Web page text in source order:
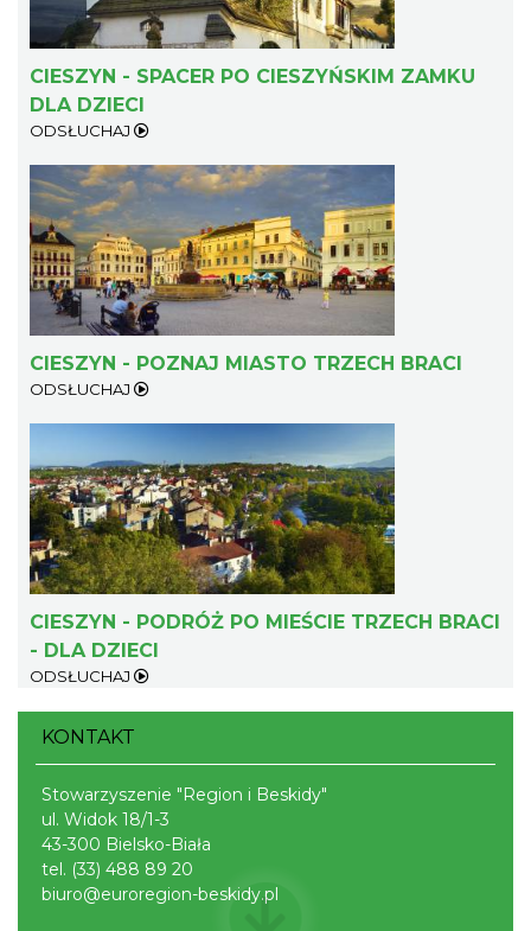
Cieszyn
Patroni cieszyńskich ulic - wystawa
2026-07-03
0.39 km
Ślad. Litera. Piksel. Wystawa z okazji 30-
lecia Muzeum Drukarstwa w Cieszynie
Cieszyn
0.40 km
CIESZYN - SPACER PO CIESZYŃSKIM ZAMKU
DLA DZIECI
ODSŁUCHAJ
CIESZYN - POZNAJ MIASTO TRZECH BRACI
ODSŁUCHAJ
CIESZYN - PODRÓŻ PO MIEŚCIE TRZECH BRACI
- DLA DZIECI
ODSŁUCHAJ
KONTAKT
Stowarzyszenie "Region i Beskidy"
ul. Widok 18/1-3
43-300 Bielsko-Biała
tel. (33) 488 89 20
biuro@euroregion-beskidy.pl